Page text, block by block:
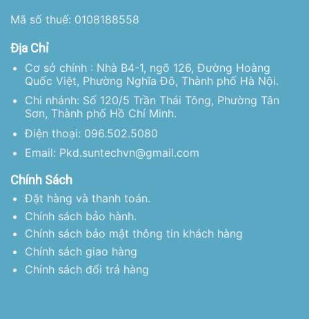
Mã số thuế: 0108188558
Địa Chỉ
Cơ sở chính : Nhà B4-1, ngõ 126, Đường Hoàng
Quốc Việt, Phường Nghĩa Đô, Thành phố Hà Nội.
Chi nhánh: Số 120/5 Trần Thái Tông, Phường Tân
Sơn, Thành phố Hồ Chí Minh.
Điện thoại: 096.502.5080
Email: Pkd.suntechvn@gmail.com
Chính Sách
Đặt hàng và thanh toán.
Chính sách bảo hành.
Chính sách bảo mật thông tin khách hàng
Chính sách giao hàng
Chính sách đổi trả hàng